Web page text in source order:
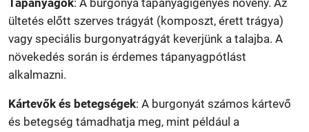
Tápanyagok: A burgonya tápanyagigényes növény. Az
ültetés előtt szerves trágyát (komposzt, érett trágya)
vagy speciális burgonyatrágyát keverjünk a talajba. A
növekedés során is érdemes tápanyagpótlást
alkalmazni.
Kártevők és betegségek: A burgonyát számos kártevő
és betegség támadhatja meg, mint például a